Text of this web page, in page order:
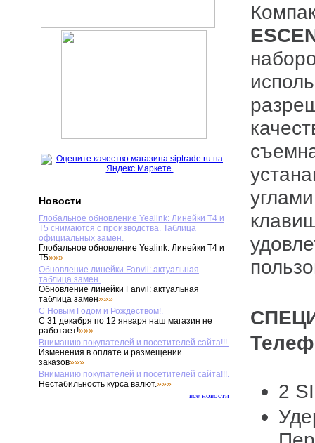
Новости
Глобальное обновление Yealink: Линейки T4 и
T5 снимаются с производства. Таблица
официальных замен.
Глобальное обновление Yealink: Линейки T4 и
T5»»»
Обновление линейки Fanvil: актуальная
таблица замен.
Обновление линейки Fanvil: актуальная
таблица замен»»»
С Новым Годом и Рождеством!.
С 31 декабря по 12 января наш магазин не
работает!»»»
Вниманию покупателей и посетителей сайта!!!.
Изменения в оплате и размещении
заказов»»»
Вниманию покупателей и посетителей сайта!!!.
Нестабильность курса валют.»»»
все новости
2